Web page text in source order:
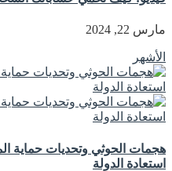
مارس 22, 2024
الأشهر
هجمات الحوثي وتحديات حماية
استعادة الدولة